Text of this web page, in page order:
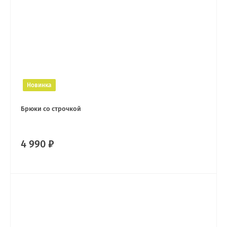
Новинка
Брюки со строчкой
4 990 ₽